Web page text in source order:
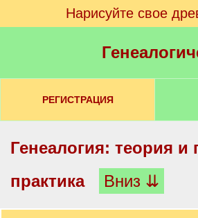
Нарисуйте свое
РЕГИСТРАЦИЯ
Генеалогия: теория и
практика
Вниз ⇊